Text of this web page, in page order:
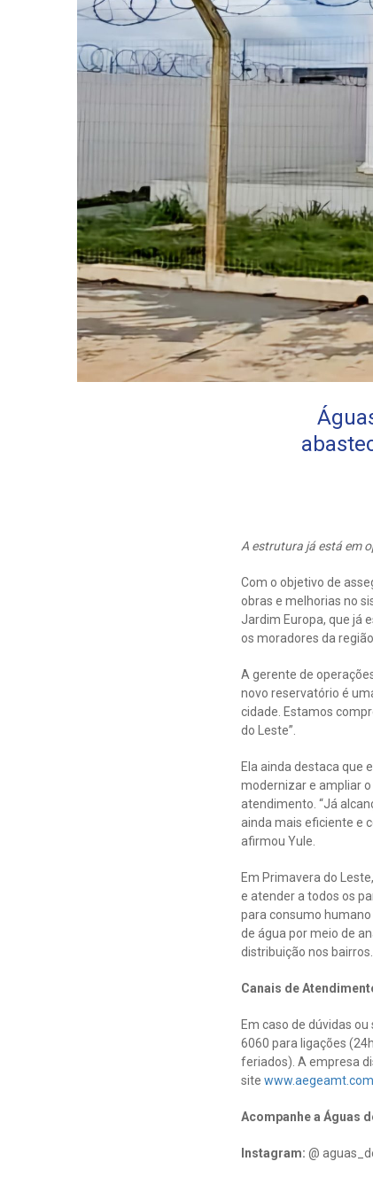
A estrutura já está em
Com o objetivo de
obras e melhorias no
Jardim Europa, que já
os moradores da região.
A gerente de
novo reservatório é
cidade. Estamos
do Leste”.
Ela ainda destaca que
modernizar e ampliar
atendimento. “Já
ainda mais eficiente e
afirmou Yule.
Em Primavera do
e atender a todos os
para consumo
de água por meio de
distribuição nos bairros.
Canais de
Em caso de dúvidas
6060 para ligações
feriados). A empresa
site
Acompanhe a Águas
Instagram: @